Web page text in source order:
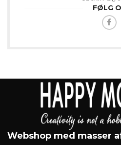
FØLG
Webshop med masser